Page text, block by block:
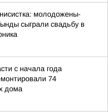
молодожены-
сыграли свадьбу в
с начала года
74
дома